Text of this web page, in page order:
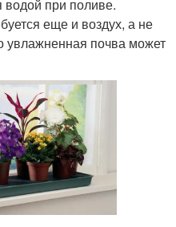
водой при поливе.
еще и воздух, а не
увлажненная почва может